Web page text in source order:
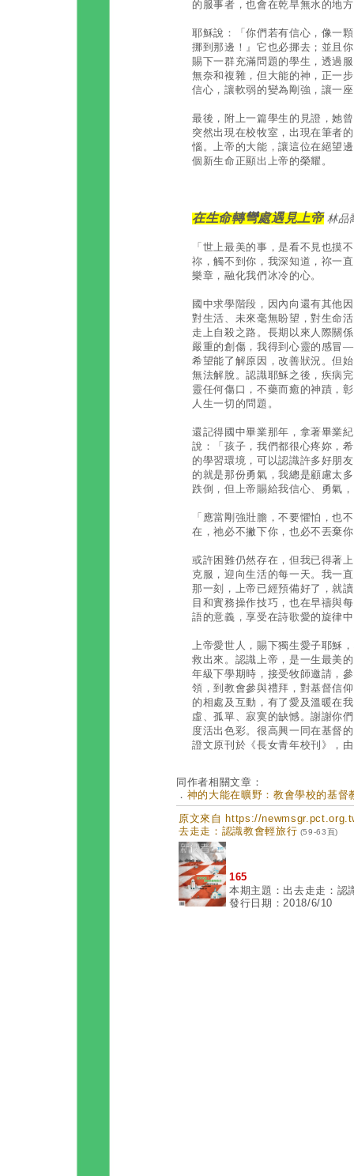
的服事者，也會在乾旱無水的地
耶穌說：「你們若有信心，像一
挪到那邊！』它也必挪去；並且
賜下一群充滿問題的學生，透過
無奈和複雜，但大能的神，正一
信心，讓軟弱的變為剛強，讓一
最後，附上一篇學生的見證，她
突然出現在校牧室，出現在筆者
惱。上帝的大能，讓這位在絕望
個新生命正顯出上帝的榮耀。
在生命轉彎處遇見上帝林品
「世上最美的事，是看不見也摸
祢，觸不到你，我深知道，祢一
樂章，融化我們冰冷的心。
國中求學階段，因內向還有其他
對生活、未來毫無盼望，對生命
走上自殺之路。長期以來人際關
嚴重的創傷，我得到心靈的感冒
希望能了解原因，改善狀況。但
無法解脫。認識耶穌之後，疾病
靈任何傷口，不藥而癒的神蹟，
人生一切的問題。
還記得國中畢業那年，拿著畢業
說：「孩子，我們都很心疼妳，
的學習環境，可以認識許多好朋
的就是那份勇氣，我總是顧慮太
跌倒，但上帝賜給我信心、勇氣
「應當剛強壯膽，不要懼怕，也
在，祂必不撇下你，也必不丟棄
或許困難仍然存在，但我已得著
克服，迎向生活的每一天。我一
那一刻，上帝已經預備好了，就
目和實務操作技巧，也在早禱與
語的意義，享受在詩歌愛的旋律
上帝愛世人，賜下獨生愛子耶穌
救出來。認識上帝，是一生最美
年級下學期時，接受牧師邀請，
領，到教會參與禮拜，對基督信
的相處及互動，有了愛及溫暖在
虛、孤單、寂寞的缺憾。謝謝你
度活出色彩。很高興一同在基督
證文原刊於《長女青年校刊》，
同作者相關文章：
． 神的大能在曠野：教會學校的基
原文來自 https://
去走走：認識教會輕旅行 (59-63頁)
165
本期主題：出去走走：認
發行日期：2018/6/10